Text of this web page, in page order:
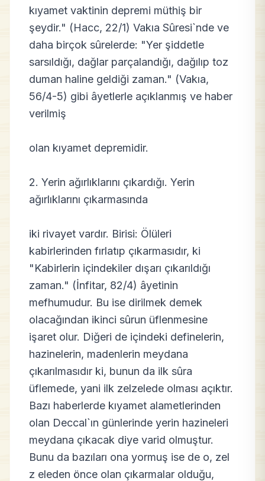
kıyamet vaktinin depremi müthiş bir
şeydir." (Hacc, 22/1) Vakıa Sûresi`nde ve
daha birçok sûrelerde: "Yer şiddetle
sarsıldığı, dağlar parçalandığı, dağılıp toz
duman haline geldiği zaman." (Vakıa,
56/4-5) gibi âyetlerle açıklanmış ve haber
verilmiş
olan kıyamet depremidir.
2. Yerin ağırlıklarını çıkardığı. Yerin
ağırlıklarını çıkarmasında
iki rivayet vardır. Birisi: Ölüleri
kabirlerinden fırlatıp çıkarmasıdır, ki
"Kabirlerin içindekiler dışarı çıkarıldığı
zaman." (İnfitar, 82/4) âyetinin
mefhumudur. Bu ise dirilmek demek
olacağından ikinci sûrun üflenmesine
işaret olur. Diğeri de içindeki definelerin,
hazinelerin, madenlerin meydana
çıkarılmasıdır ki, bunun da ilk sûra
üflemede, yani ilk zelzelede olması açıktır.
Bazı haberlerde kıyamet alametlerinden
olan Deccal`ın günlerinde yerin hazineleri
meydana çıkacak diye varid olmuştur.
Bunu da bazıları ona yormuş ise de o, zel
z eleden önce olan çıkarmalar olduğu,